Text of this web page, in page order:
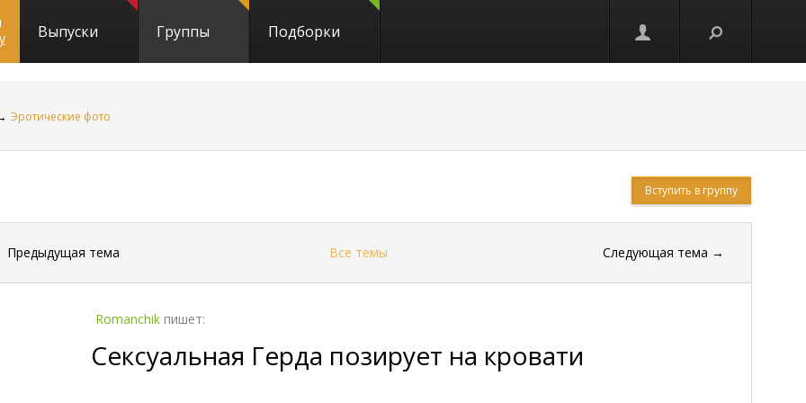
Выпуски Группы Подборки
Эротические фото
Вступить в группу
Предыдущая тема Все темы Следующая тема →
Romanchik пишет:
Сексуальная Герда позирует на кровати